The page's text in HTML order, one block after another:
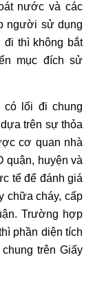
nước và các
người sử dụng
đi thì không bắt
mục đích sử
lối đi chung
trên sự thỏa
cơ quan nhà
quận, huyện và
tế để đánh giá
chữa cháy, cấp
Trường hợp
phần diện tích
trên Giấy